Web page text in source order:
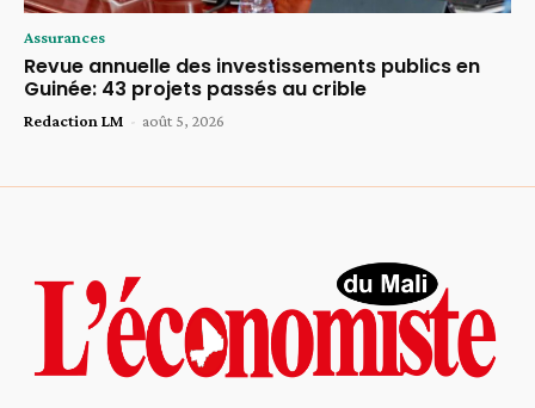
Assurances
Revue annuelle des investissements publics en
Guinée: 43 projets passés au crible
Redaction LM - août 5, 2026